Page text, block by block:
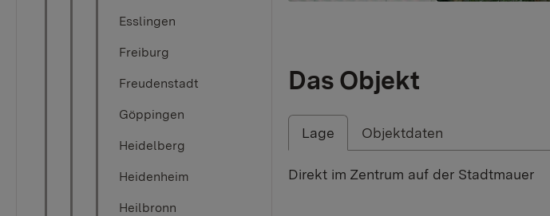
Esslingen
Freiburg
Freudenstadt
Göppingen
Heidelberg
Heidenheim
Heilbronn
Das Objekt
Lage Objektdaten
Direkt im Zentrum auf der Stadtmauer